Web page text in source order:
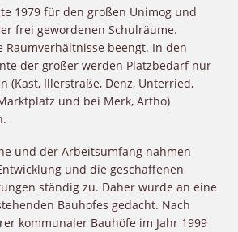
1979 für den großen Unimog und
frei gewordenen Schulräume.
Raumverhältnisse beengt. In den
der größer werden Platzbedarf nur
(Kast, Illerstraße, Denz, Unterried,
und bei Merk, Artho)
und der Arbeitsumfang nahmen
und die geschaffenen
ständig zu. Daher wurde an eine
Bauhofes gedacht. Nach
kommunaler Bauhöfe im Jahr 1999